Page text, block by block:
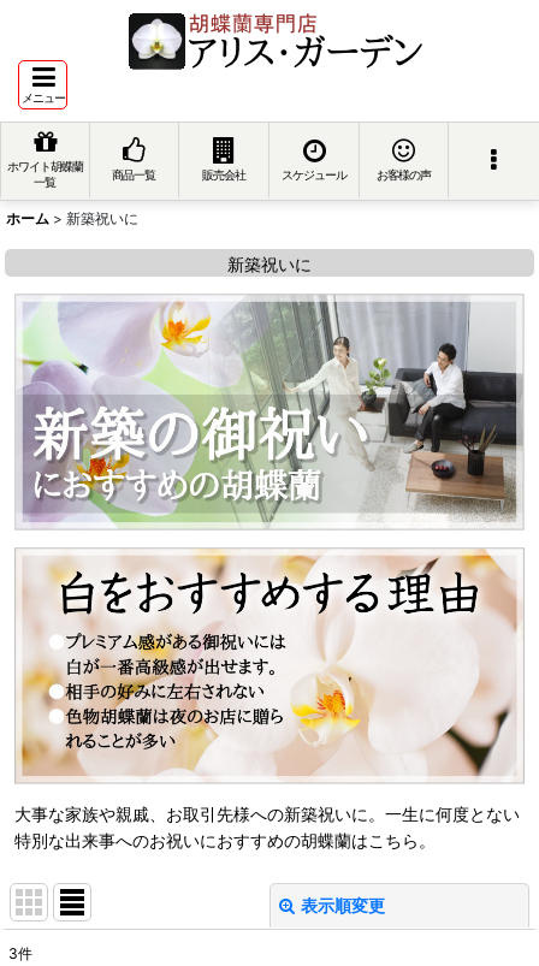
メニュー
ホワイト胡蝶蘭
一覧
商品一覧 販売会社 スケジュール お客様の声
ホーム > 新築祝いに
新築祝いに
大事な家族や親戚、お取引先様への新築祝いに。一生に何度とない
特別な出来事へのお祝いにおすすめの胡蝶蘭はこちら。
表示順変更
3件